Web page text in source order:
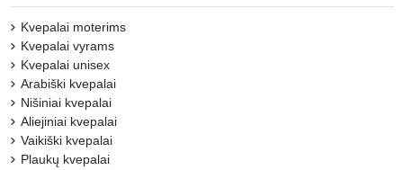
Kvepalai moterims
Kvepalai vyrams
Kvepalai unisex
Arabiški kvepalai
Nišiniai kvepalai
Aliejiniai kvepalai
Vaikiški kvepalai
Plaukų kvepalai